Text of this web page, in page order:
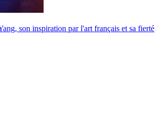
son inspiration par l'art français et sa fierté